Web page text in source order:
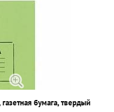
бумага, твердый